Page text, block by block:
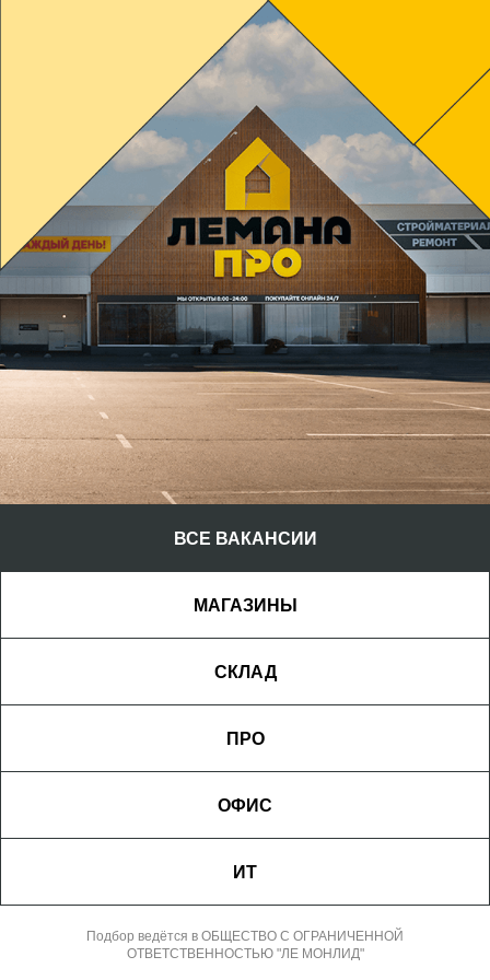
будущее вместе с Лемана ПРО!
Смотреть вакансии
Мы ценим командное сотрудничество, которое позволяет
ВСЕ ВАКАНСИИ
МАГАЗИНЫ
СКЛАД
ПРО
ОФИС
ИТ
Подбор ведётся в ОБЩЕСТВО С ОГРАНИЧЕННОЙ
ОТВЕТСТВЕННОСТЬЮ "ЛЕ МОНЛИД"